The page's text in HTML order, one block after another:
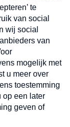
in uw